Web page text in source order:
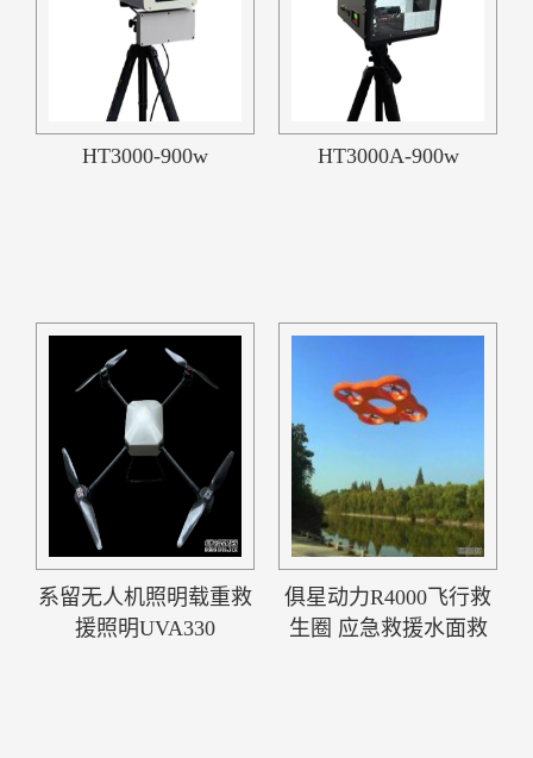
HT3000-900w HT3000A-900w
系留无人机照明载重救
援照明UVA330
俱星动力R4000飞行救
生圈 应急救援水面救